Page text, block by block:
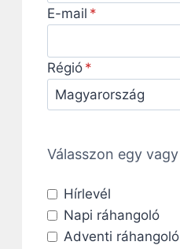
E-mail
Régió
Válasszon egy
Hírlevél
Napi ráhangoló
Adventi ráhangoló